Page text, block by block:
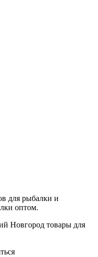
для рыбалки и
оптом.
Новгород товары для